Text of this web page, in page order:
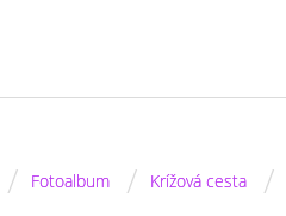
/ Fotoalbum / Krížová cesta /